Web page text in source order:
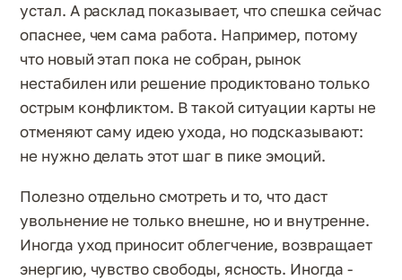
устал. А расклад показывает, что спешка сейчас
опаснее, чем сама работа. Например, потому
что новый этап пока не собран, рынок
нестабилен или решение продиктовано только
острым конфликтом. В такой ситуации карты не
отменяют саму идею ухода, но подсказывают:
не нужно делать этот шаг в пике эмоций.
Полезно отдельно смотреть и то, что даст
увольнение не только внешне, но и внутренне.
Иногда уход приносит облегчение, возвращает
энергию, чувство свободы, ясность. Иногда -